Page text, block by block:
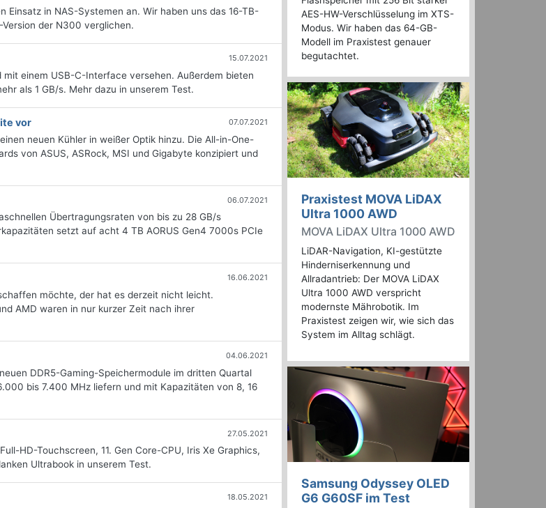
in NAS-Systemen an. Wir haben uns das 16-TB-
der N300 verglichen.
15.07.2021
einem USB-C-Interface versehen. Außerdem bieten
als 1 GB/s. Mehr dazu in unserem Test.
vor 07.07.2021
neuen Kühler in weißer Optik hinzu. Die All-in-One-
von ASUS, ASRock, MSI und Gigabyte konzipiert und
06.07.2021
Übertragungsraten von bis zu 28 GB/s
setzt auf acht 4 TB AORUS Gen4 7000s PCIe
16.06.2021
möchte, der hat es derzeit nicht leicht.
AMD waren in nur kurzer Zeit nach ihrer
04.06.2021
DDR5-Gaming-Speichermodule im dritten Quartal
bis 7.400 MHz liefern und mit Kapazitäten von 8, 16
27.05.2021
HD-Touchscreen, 11. Gen Core-CPU, Iris Xe Graphics,
Ultrabook in unserem Test.
18.05.2021
AES-HW-Verschlüsselung im XTS-
Modus. Wir haben das 64-GB-
Modell im Praxistest genauer
begutachtet.
Praxistest MOVA LiDAX
Ultra 1000 AWD
MOVA LiDAX Ultra 1000 AWD
LiDAR-Navigation, KI-gestützte
Hinderniserkennung und
Allradantrieb: Der MOVA LiDAX
Ultra 1000 AWD verspricht
modernste Mährobotik. Im
Praxistest zeigen wir, wie sich das
System im Alltag schlägt.
Samsung Odyssey OLED
G6 G60SF im Test